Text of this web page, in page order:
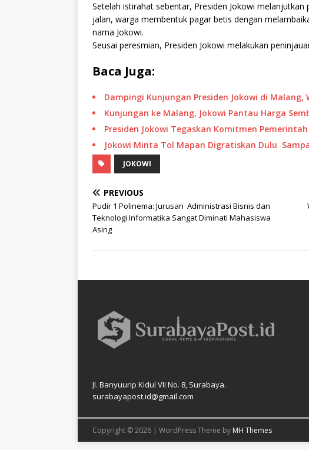
Setelah istirahat sebentar, Presiden Jokowi
jalan, warga membentuk pagar betis dengan
nama Jokowi.
Seusai peresmian, Presiden Jokowi melakukan
Baca Juga:
Dampingi Kunjungan Presiden Jokowi di
Kunjungan ke Malang, Jokowi Pantau Harga
Presiden Jokowi Tegaskan Komitmen
Jokowi Minta Tol Mapan Digratiskan Dulu
JOKOWI
PREVIOUS
Pudir 1 Polinema: Jurusan Administrasi Bisnis dan
Teknologi Informatika Sangat Diminati Mahasiswa
Asing
Jl. Banyuurip Kidul VII No. 8, Surabaya.
surabayapost.id@gmail.com
Copyright © 2026 | WordPress Theme by MH Themes